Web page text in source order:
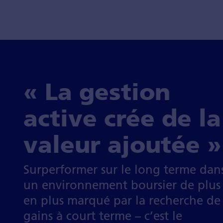
« La gestion
active crée de la
valeur ajoutée »
Surperformer sur le long terme
un environne­ment boursier de plus
en plus marqué par la recherche de
gains à court terme – c’est le